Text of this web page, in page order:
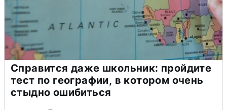
Справится даже школьник: пройдите
тест по географии, в котором очень
стыдно ошибиться